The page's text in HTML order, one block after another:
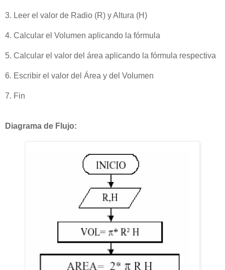
3. Leer el valor de Radio (R) y Altura (H)
4. Calcular el Volumen aplicando la fórmula
5. Calcular el valor del área aplicando la fórmula respectiva
6. Escribir el valor del Área y del Volumen
7. Fin
Diagrama de Flujo: